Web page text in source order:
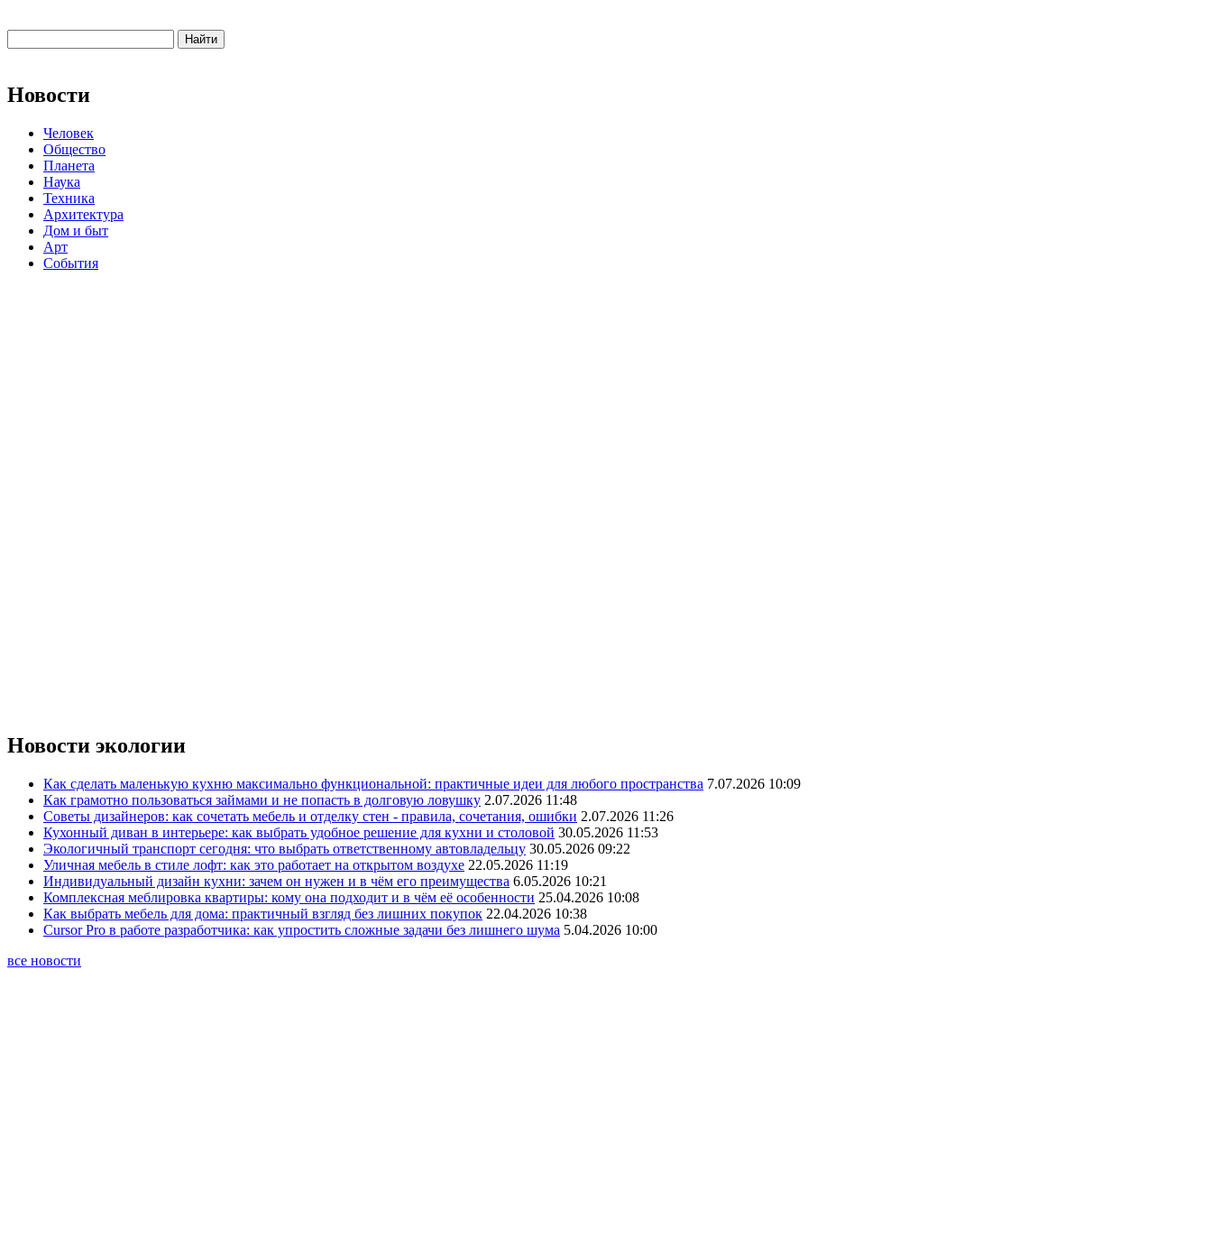
Новости
Человек
Общество
Планета
Наука
Техника
Архитектура
Дом и быт
Арт
События
Новости экологии
Как сделать маленькую кухню максимально функциональной: практичные идеи для любого пространства 7.07.2026 10:09
Как грамотно пользоваться займами и не попасть в долговую ловушку 2.07.2026 11:48
Советы дизайнеров: как сочетать мебель и отделку стен - правила, сочетания, ошибки 2.07.2026 11:26
Кухонный диван в интерьере: как выбрать удобное решение для кухни и столовой 30.05.2026 11:53
Экологичный транспорт сегодня: что выбрать ответственному автовладельцу 30.05.2026 09:22
Уличная мебель в стиле лофт: как это работает на открытом воздухе 22.05.2026 11:19
Индивидуальный дизайн кухни: зачем он нужен и в чём его преимущества 6.05.2026 10:21
Комплексная меблировка квартиры: кому она подходит и в чём её особенности 25.04.2026 10:08
Как выбрать мебель для дома: практичный взгляд без лишних покупок 22.04.2026 10:38
Cursor Pro в работе разработчика: как упростить сложные задачи без лишнего шума 5.04.2026 10:00
все новости